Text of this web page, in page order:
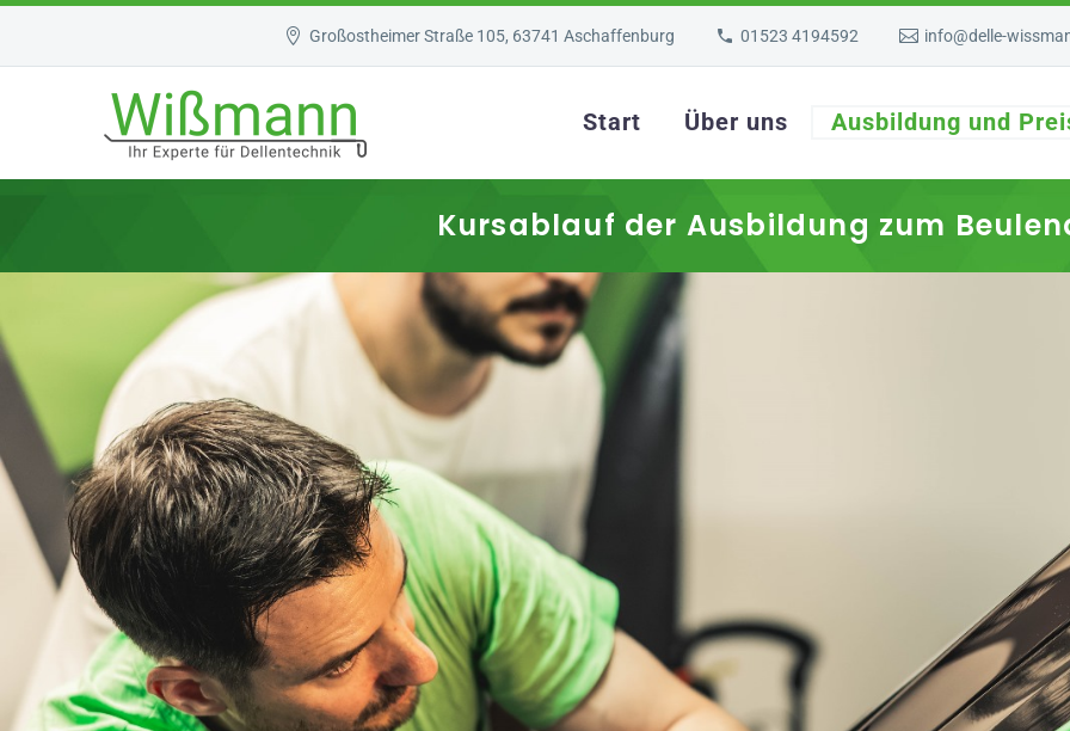
Großostheimer Straße 105, 63741 Aschaffenburg 01523 4194592 info@delle-
Start Über uns Ausbildung und
Kursablauf der Ausbildung zum